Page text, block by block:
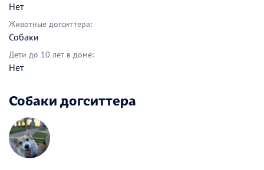
Нет
Животные догситтера:
Собаки
Дети до 10 лет в доме:
Нет
Собаки догситтера